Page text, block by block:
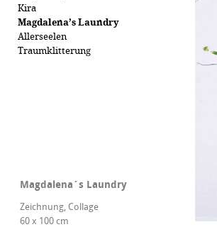
Kira
Magdalena’s Laundry
Allerseelen
Traumklitterung
Magdalena´s Laundry
Zeichnung, Collage
60 x 100 cm